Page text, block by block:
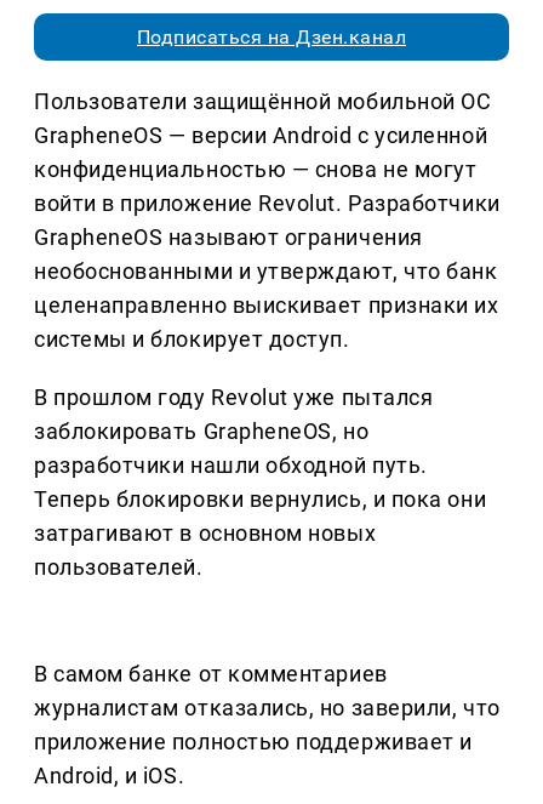
Подписаться на Дзен.канал
Пользователи защищённой мобильной ОС
GrapheneOS — версии Android с усиленной
конфиденциальностью — снова не могут
войти в приложение Revolut. Разработчики
GrapheneOS называют ограничения
необоснованными и утверждают, что банк
целенаправленно выискивает признаки их
системы и блокирует доступ.
В прошлом году Revolut уже пытался
заблокировать GrapheneOS, но
разработчики нашли обходной путь.
Теперь блокировки вернулись, и пока они
затрагивают в основном новых
пользователей.
В самом банке от комментариев
журналистам отказались, но заверили, что
приложение полностью поддерживает и
Android, и iOS.